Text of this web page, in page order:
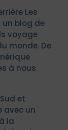
Les
un blog de
voyage
monde. De
à nous
et
avec un
la